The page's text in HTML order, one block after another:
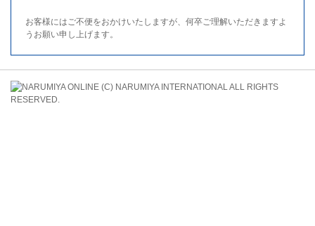
お客様にはご不便をおかけいたしますが、何卒ご理解いただきますよ
うお願い申し上げます。